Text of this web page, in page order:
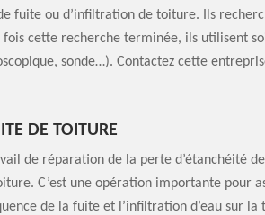
fuite ou d’infiltration de toiture. Ils
cette recherche terminée, ils utilisent
sonde…). Contactez cette
DE TOITURE
de réparation de la perte d’étanchéité
C’est une opération importante pour
de la fuite et l’infiltration d’eau sur